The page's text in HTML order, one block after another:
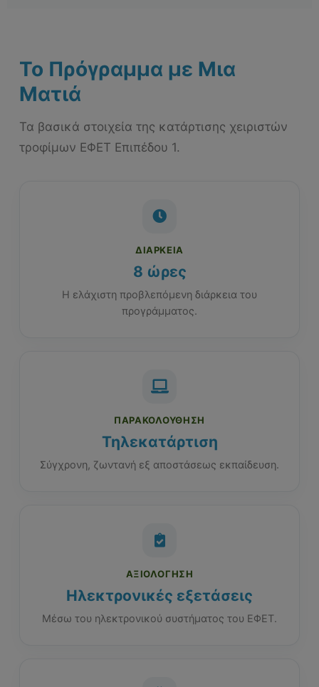
Το Πρόγραμμα με Μια
Ματιά
Τα βασικά στοιχεία της κατάρτισης χειριστών
τροφίμων ΕΦΕΤ Επιπέδου 1.
ΔΙΆΡΚΕΙΑ
8 ώρες
Η ελάχιστη προβλεπόμενη διάρκεια του
προγράμματος.
ΠΑΡΑΚΟΛΟΎΘΗΣΗ
Τηλεκατάρτιση
Σύγχρονη, ζωντανή εξ αποστάσεως εκπαίδευση.
ΑΞΙΟΛΌΓΗΣΗ
Ηλεκτρονικές εξετάσεις
Μέσω του ηλεκτρονικού συστήματος του ΕΦΕΤ.